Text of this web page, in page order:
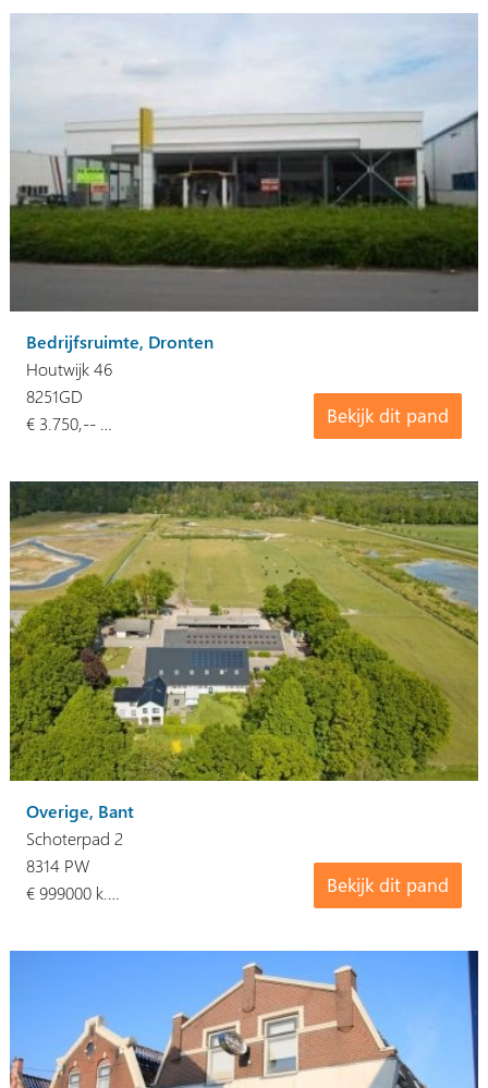
Bedrijfsruimte, Dronten
Houtwijk 46
Bekijk dit pand
8251GD
€ 3.750,-- …
Overige, Bant
Schoterpad 2
Bekijk dit pand
8314 PW
€ 999000 k.…